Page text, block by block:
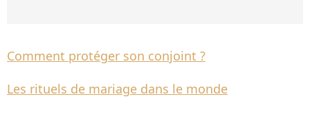
Comment protéger son conjoint ?
Les rituels de mariage dans le monde